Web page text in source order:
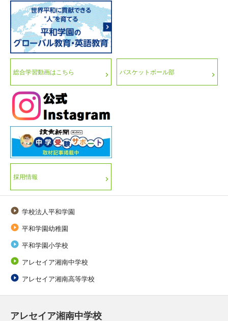
総合学習動画はこちら バスケットボール部
採用情報
 学校法人平和学園
 平和学園幼稚園
 平和学園小学校
 アレセイア湘南中学校
 アレセイア湘南高等学校
アレセイア湘南中学校